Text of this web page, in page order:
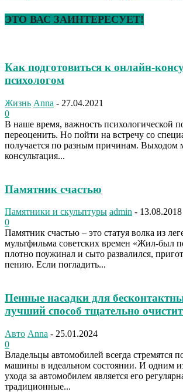
ЭТО ВАС ЗАИНТЕРЕСУЕТ!
Как подготовиться к онлайн-
психологом
Жизнь Anna - 27.04.2021
0
В наше время, важность психологической
переоценить. Но пойти на встречу со
получается по разным причинам. Выходом
консультация...
Памятник счастью
Памятники и скульптуры admin - 13.08.2018
0
Памятник счастью – это статуя волка из
мультфильма советских времен «Жил-был
плотно поужинал и сыто развалился,
пению. Если погладить...
Пенные насадки для
лучший способ тщательно
Авто Anna - 25.01.2024
0
Владельцы автомобилей всегда стремятся
машины в идеальном состоянии. И одним
ухода за автомобилем является его
традиционные...